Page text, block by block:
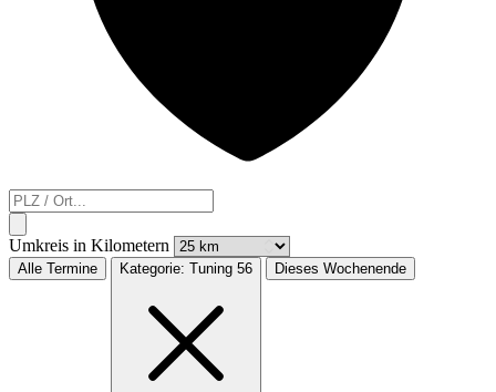
Umkreis in Kilometern
Alle Termine Kategorie: Tuning 56 Dieses Wochenende